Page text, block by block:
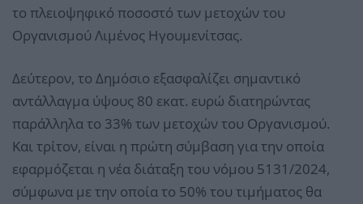
το πλειοψηφικό ποσοστό των μετοχών του
Οργανισμού Λιμένος Ηγουμενίτσας.
Δεύτερον, το Δημόσιο εξασφαλίζει σημαντικό
αντάλλαγμα ύψους 80 εκατ. ευρώ διατηρώντας
παράλληλα το 33% των μετοχών του Οργανισμού.
Και τρίτον, είναι η πρώτη σύμβαση για την οποία
εφαρμόζεται η νέα διάταξη του νόμου 5131/2024,
σύμφωνα με την οποία το 50% του τιμήματος θα